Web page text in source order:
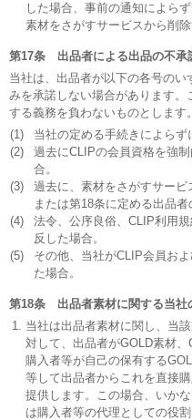
した場合、事前の通知によら
素材をさがすサービスから削除
第17条 出品者による出品の不承
当社は、出品者が以下の各号の
みを承諾しない場合があります。
する義務を負わないものとします。
(1)
当社の定める手続きによらず
(2)
過去にCLIPの会員資格を強
合。
(3)
過去に、素材をさがすサービ
または第18条に定める出品
(4)
法令、公序良俗、CLIP利用
反した場合。
(5)
その他、当社がCLIP会員お
た場合。
第18条 出品者素材に関する当社
当社は出品者素材に関し、当
対して、出品者がGOLD素材、
購入者等が自己の保有する
等して出品者からこれを直接
提供します。この場合、いか
は購入者等の代理としての役